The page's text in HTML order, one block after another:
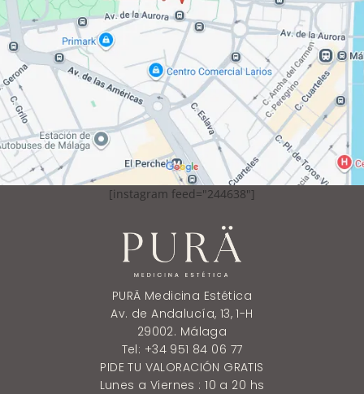
[instagram feed="244638"]
PURÄ Medicina Estética
Av. de Andalucía, 13, 1-H
29002. Málaga
Tel: +34 951 84 06 77
PIDE TU VALORACIÓN GRATIS
Lunes a Viernes : 10 a 20 hs